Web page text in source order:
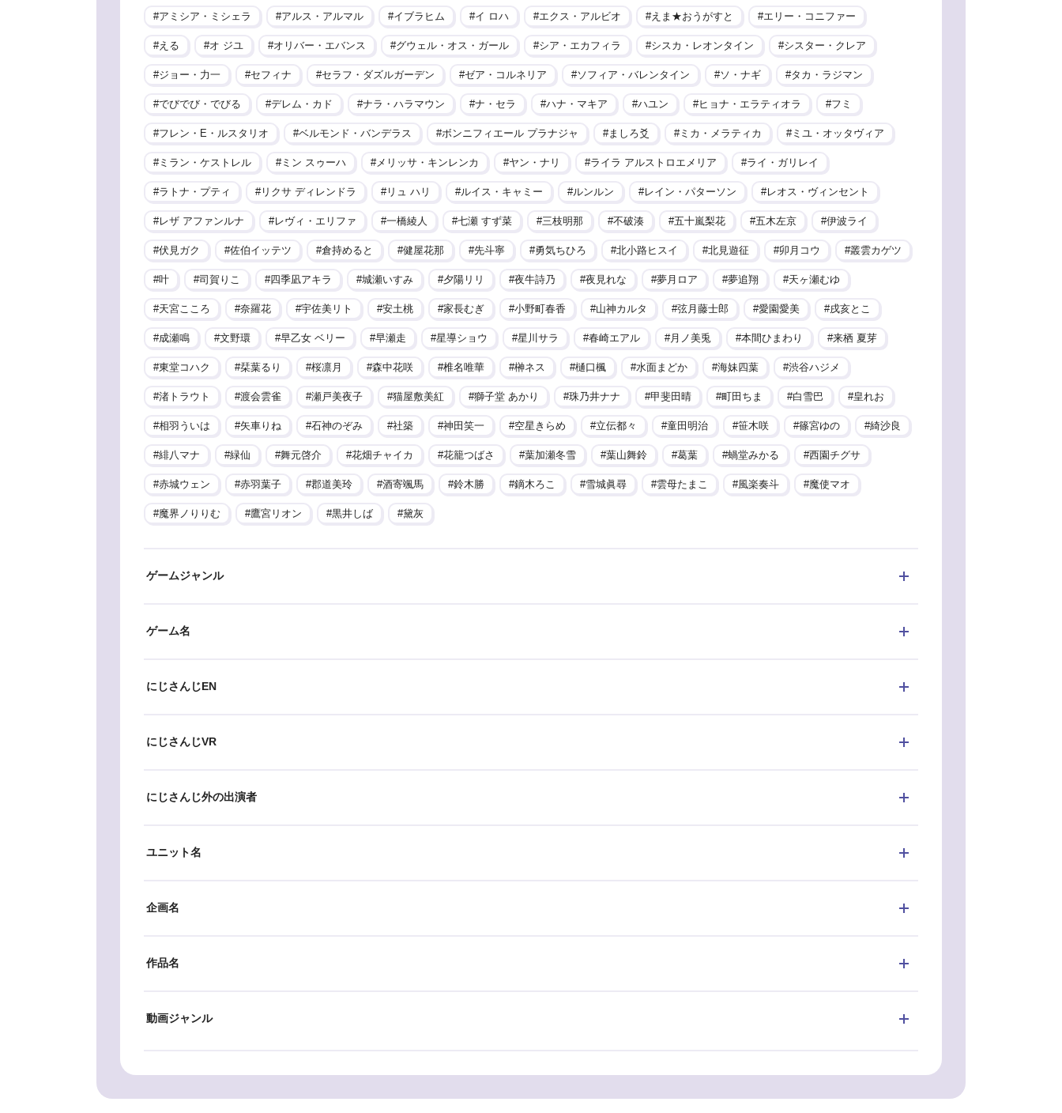
アミシア・ミシェラ アルス・アルマル イブラヒム イ ロハ エクス・アルビオ えま★おうがすと エリー・コニファー
える オ ジユ オリバー・エバンス グウェル・オス・ガール シア・エカフィラ シスカ・レオンタイン シスター・クレア
ジョー・力一 セフィナ セラフ・ダズルガーデン ゼア・コルネリア ソフィア・バレンタイン ソ・ナギ タカ・ラジマン
でびでび・でびる デレム・カド ナラ・ハラマウン ナ・セラ ハナ・マキア ハユン ヒョナ・エラティオラ フミ
フレン・E・ルスタリオ ベルモンド・バンデラス ボンニフィエール プラナジャ ましろ爻 ミカ・メラティカ ミユ・オッタヴィア
ミラン・ケストレル ミン スゥーハ メリッサ・キンレンカ ヤン・ナリ ライラ アルストロエメリア ライ・ガリレイ
ラトナ・プティ リクサ ディレンドラ リュ ハリ ルイス・キャミー ルンルン レイン・パターソン レオス・ヴィンセント
レザ アファンルナ レヴィ・エリファ 一橋綾人 七瀬 すず菜 三枝明那 不破湊 五十嵐梨花 五木左京 伊波ライ
伏見ガク 佐伯イッテツ 倉持めると 健屋花那 先斗寧 勇気ちひろ 北小路ヒスイ 北見遊征 卯月コウ 叢雲カゲツ
叶 司賀りこ 四季凪アキラ 城瀬いすみ 夕陽リリ 夜牛詩乃 夜見れな 夢月ロア 夢追翔 天ヶ瀬むゆ
天宮こころ 奈羅花 宇佐美リト 安土桃 家長むぎ 小野町春香 山神カルタ 弦月藤士郎 愛園愛美 戌亥とこ
成瀬鳴 文野環 早乙女 ベリー 早瀬走 星導ショウ 星川サラ 春崎エアル 月ノ美兎 本間ひまわり 来栖 夏芽
東堂コハク 栞葉るり 桜凛月 森中花咲 椎名唯華 榊ネス 樋口楓 水面まどか 海妹四葉 渋谷ハジメ
渚トラウト 渡会雲雀 瀬戸美夜子 猫屋敷美紅 獅子堂 あかり 珠乃井ナナ 甲斐田晴 町田ちま 白雪巴 皇れお
相羽ういは 矢車りね 石神のぞみ 社築 神田笑一 空星きらめ 立伝都々 童田明治 笹木咲 篠宮ゆの 綺沙良
緋八マナ 緑仙 舞元啓介 花畑チャイカ 花籠つばさ 葉加瀬冬雪 葉山舞鈴 葛葉 蝸堂みかる 西園チグサ
赤城ウェン 赤羽葉子 郡道美玲 酒寄颯馬 鈴木勝 鏑木ろこ 雪城眞尋 雲母たまこ 風楽奏斗 魔使マオ
魔界ノりりむ 鷹宮リオン 黒井しば 黛灰
ゲームジャンル
ゲーム名
にじさんじEN
にじさんじVR
にじさんじ外の出演者
ユニット名
企画名
作品名
動画ジャンル